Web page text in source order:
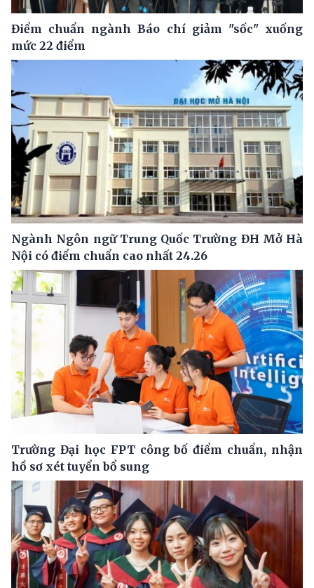
Điểm chuẩn ngành Báo chí giảm "sốc" xuống
mức 22 điểm
Ngành Ngôn ngữ Trung Quốc Trường ĐH Mở Hà
Nội có điểm chuẩn cao nhất 24.26
Trường Đại học FPT công bố điểm chuẩn, nhận
hồ sơ xét tuyển bổ sung